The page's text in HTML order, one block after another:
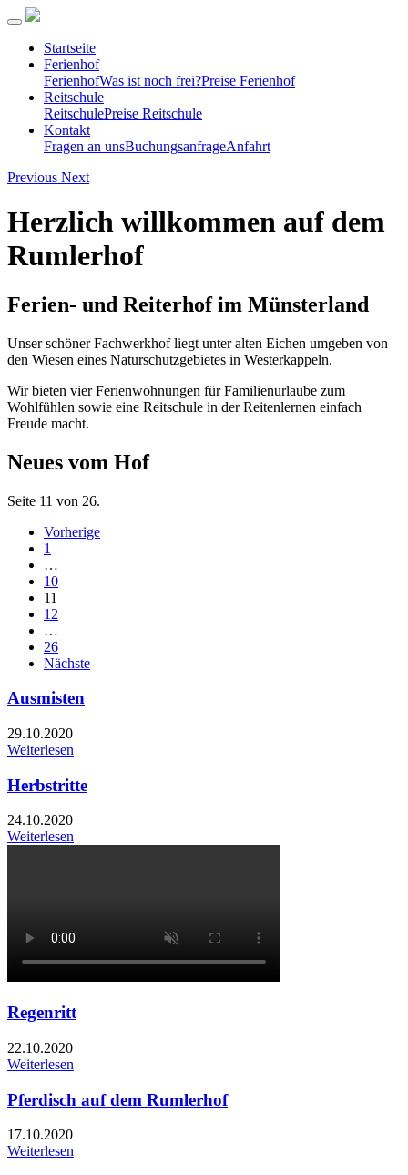
Startseite
Ferienhof
FerienhofWas ist noch frei?Preise Ferienhof
Reitschule
ReitschulePreise Reitschule
Kontakt
Fragen an unsBuchungsanfrageAnfahrt
Previous Next
Herzlich willkommen auf dem
Rumlerhof
Ferien- und Reiterhof im Münsterland
Unser schöner Fachwerkhof liegt unter alten Eichen umgeben von
den Wiesen eines Naturschutzgebietes in Westerkappeln.
Wir bieten vier Ferienwohnungen für Familienurlaube zum
Wohlfühlen sowie eine Reitschule in der Reitenlernen einfach
Freude macht.
Neues vom Hof
Seite 11 von 26.
Vorherige
1
…
10
11
12
…
26
Nächste
Ausmisten
29.10.2020
Weiterlesen
Herbstritte
24.10.2020
Weiterlesen
Regenritt
22.10.2020
Weiterlesen
Pferdisch auf dem Rumlerhof
17.10.2020
Weiterlesen